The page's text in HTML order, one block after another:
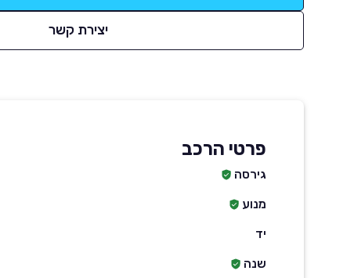
יצירת קשר
פרטי הרכב
גירסה
מנוע
יד
שנה